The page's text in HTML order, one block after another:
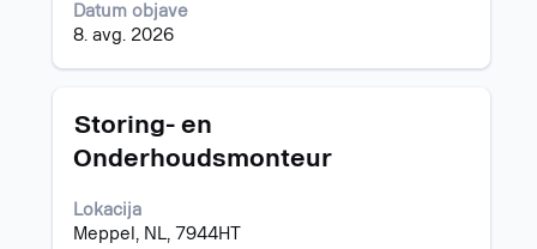
podrobnosti
Datum objave
8. avg. 2026
o
delovnem
mestu.
Naziv
Storing- en
Onderhoudsmonteur
Lokacija
Meppel, NL, 7944HT
Izberite
preslednico,
vidite
celotno